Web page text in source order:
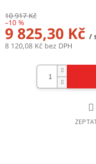
10 917 Kč
–10 %
9 825,30 Kč /
8 120,08 Kč bez DPH